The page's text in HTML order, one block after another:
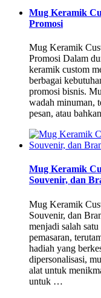
Mug Keramik
Promosi
Mug Keramik
Promosi Dalam
keramik custom
berbagai
promosi bisnis.
wadah minuman,
pesan, atau
Mug Keramik
Souvenir, dan
Mug Keramik
Souvenir, dan
menjadi salah
pemasaran,
hadiah yang
dipersonalisasi,
alat untuk
untuk …